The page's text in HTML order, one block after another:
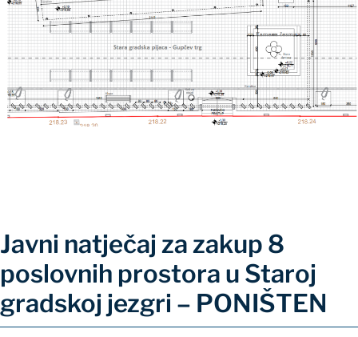
Javni natječaj za zakup 8
poslovnih prostora u Staroj
gradskoj jezgri – PONIŠTEN